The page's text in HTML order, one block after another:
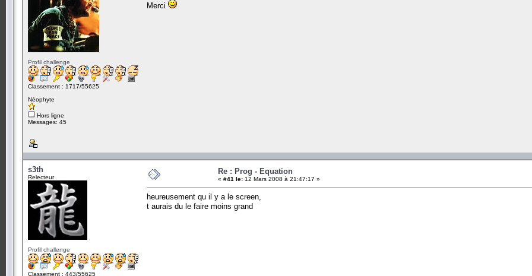
Profil challenge
Classement : 1717/55625
Néophyte
Hors ligne
Messages: 45
Merci
s3th
Relecteur
Profil challenge
Classement : 443/55625
Re : Prog - Equation
« #41 le: 12 Mars 2008 à 21:47:17 »
heureusement qu il y a le screen,
t aurais du le faire moins grand